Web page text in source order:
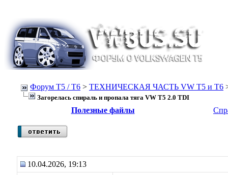
Форум Т5 / T6 > ТЕХНИЧЕСКАЯ ЧАСТЬ VW T5 и T6
Загорелась спираль и пропала тяга VW T5 2.0 TDI
Полезные файлы
10.04.2026, 19:13